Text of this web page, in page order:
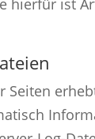
hierfür ist
Seiten